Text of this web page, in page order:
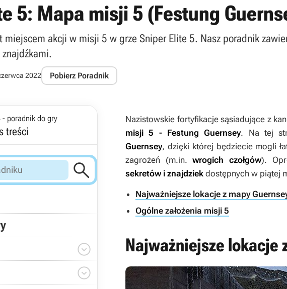
5: Mapa misji 5 (Festung
miejscem akcji w misji 5 w grze Sniper Elite 5. Nasz poradnik
2022 Pobierz Poradnik
poradnik do gry
treści



Nazistowskie fortyfikacje sąsiadujące z
misji 5 - Festung Guernsey. Na tej
Guernsey, dzięki której będziecie mogli
zagrożeń (m.in.wrogich czołgów).
sekretów i znajdziek dostępnych w piątej
Najważniejsze lokacje z mapy
Ogólne założenia misji 5
Najważniejsze lokacje